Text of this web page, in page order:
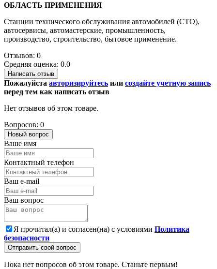
ОБЛАСТЬ ПРИМЕНЕНИЯ
Станции технического обслуживания автомобилей (СТО),
автосервисы, автомастерские, промышленность,
производство, строительство, бытовое применение.
Отзывов: 0
Средняя оценка: 0.0
Написать отзыв
Пожалуйста авторизируйтесь или создайте учетную запись
перед тем как написать отзыв
Нет отзывов об этом товаре.
Вопросов: 0
Новый вопрос
Ваше имя
Контактный телефон
Ваш e-mail
Ваш вопрос
Я прочитал(а) и согласен(на) с условиями Политика
безопасности
Отправить свой вопрос
Пока нет вопросов об этом товаре. Станьте первым!